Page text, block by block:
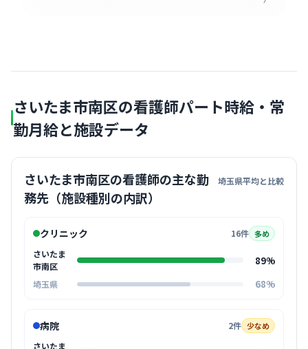
さいたま市南区の看護師パート時給・常
勤月給と施設データ
さいたま市南区の看護師の主な勤
務先（施設種別の内訳）
埼玉県平均と比較
クリニック 16件 多め
さいたま
市南区
89%
埼玉県 68%
病院 2件 少なめ
さいたま